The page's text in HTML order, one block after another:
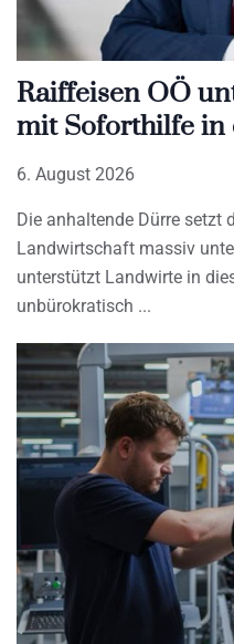
Raiffeisen OÖ
mit Soforthilfe in
6. August 2026
Die anhaltende Dürre setzt
Landwirtschaft massiv
unterstützt Landwirte in
unbürokratisch